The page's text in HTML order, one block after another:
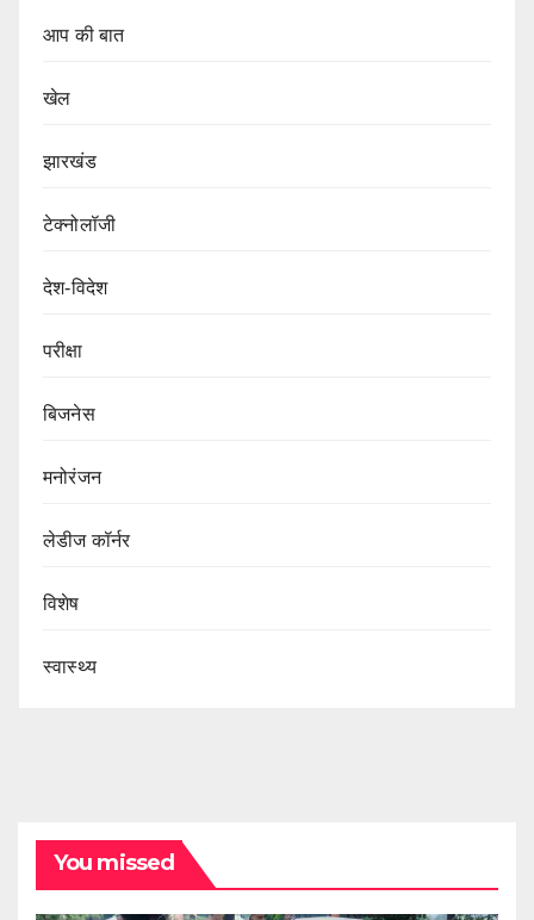
आप की बात
खेल
झारखंड
टेक्नोलॉजी
देश-विदेश
परीक्षा
बिजनेस
मनोरंजन
लेडीज कॉर्नर
विशेष
स्वास्थ्य
You missed